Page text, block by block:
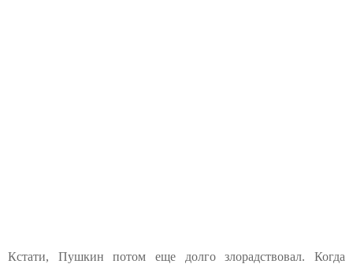
Кстати, Пушкин потом еще долго злорадствовал. Когда